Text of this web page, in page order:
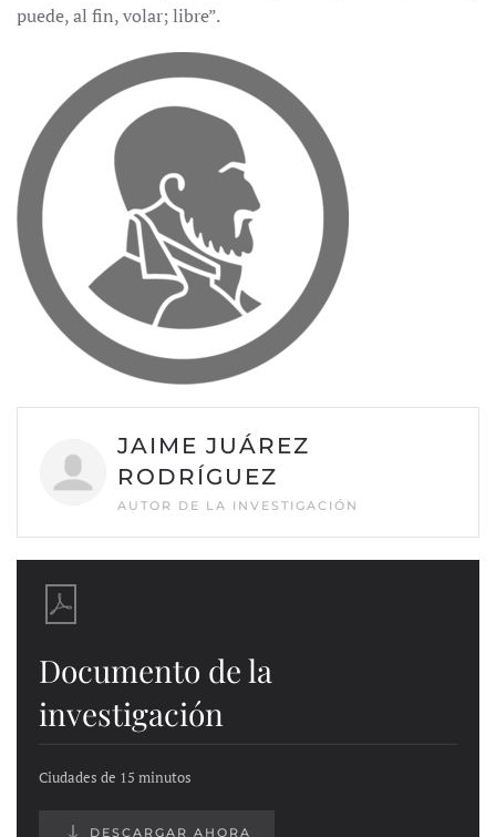
puede, al fin, volar; libre”.
JAIME JUÁREZ
RODRÍGUEZ
AUTOR DE LA INVESTIGACIÓN
Documento de la
investigación
Ciudades de 15 minutos
DESCARGAR AHORA